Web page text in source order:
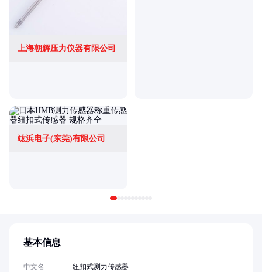
上海朝辉压力仪器有限公司
竑浜电子(东莞)有限公司
基本信息
中文名
纽扣式测力传感器